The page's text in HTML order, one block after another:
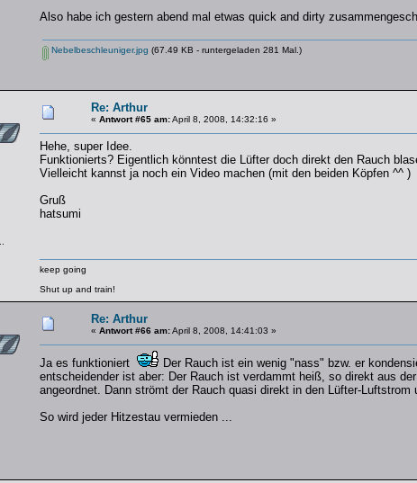
Also habe ich gestern abend mal etwas quick and dirty
Nebelbeschleuniger.jpg (67.49 KB - runtergeladen 281 Mal.)
Re: Arthur
« Antwort #65 am:April 8, 2008, 14:32:16 »
Hehe, super Idee.
Funktionierts? Eigentlich könntest die Lüfter doch direkt den Rauch
Vielleicht kannst ja noch ein Video machen (mit den beiden Köpfen ^^ )
Gruß
hatsumi
keep going
Shut up and train!
Re: Arthur
« Antwort #66 am:April 8, 2008, 14:41:03 »
Ja es funktioniert
Der Rauch ist ein wenig "nass" bzw. er
entscheidender ist aber: Der Rauch ist verdammt heiß, so direkt aus
angeordnet. Dann strömt der Rauch quasi direkt in den Lüfter-Luftstrom
So wird jeder Hitzestau vermieden ...